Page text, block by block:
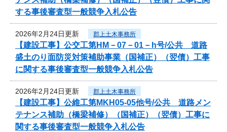
する事後審査型一般競争入札公告
2026年2月24日更新 郡上土木事務所
【建設工事】公交工第HM－07－01－h号/公共 道路
盛土のり面防災対策補助事業（国補正）（翌債）工事
に関する事後審査型一般競争入札公告
2026年2月24日更新 郡上土木事務所
【建設工事】公維工第MKH05-05他号/公共 道路メン
テナンス補助（橋梁補修）（国補正）（翌債）工事に
関する事後審査型一般競争入札公告